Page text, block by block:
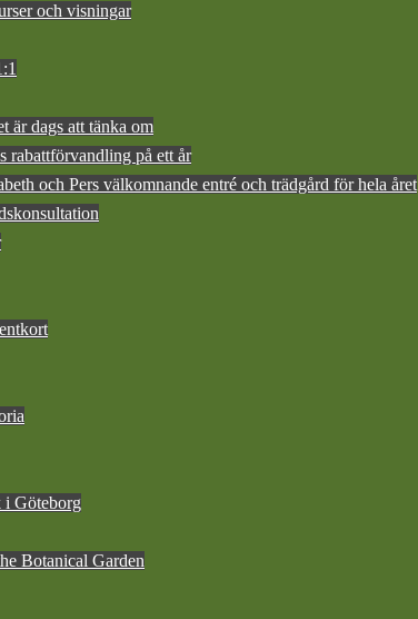
och visningar
är dags att tänka om
rabattförvandling på ett år
och Pers välkomnande entré och trädgård för hela året
i Göteborg
Botanical Garden